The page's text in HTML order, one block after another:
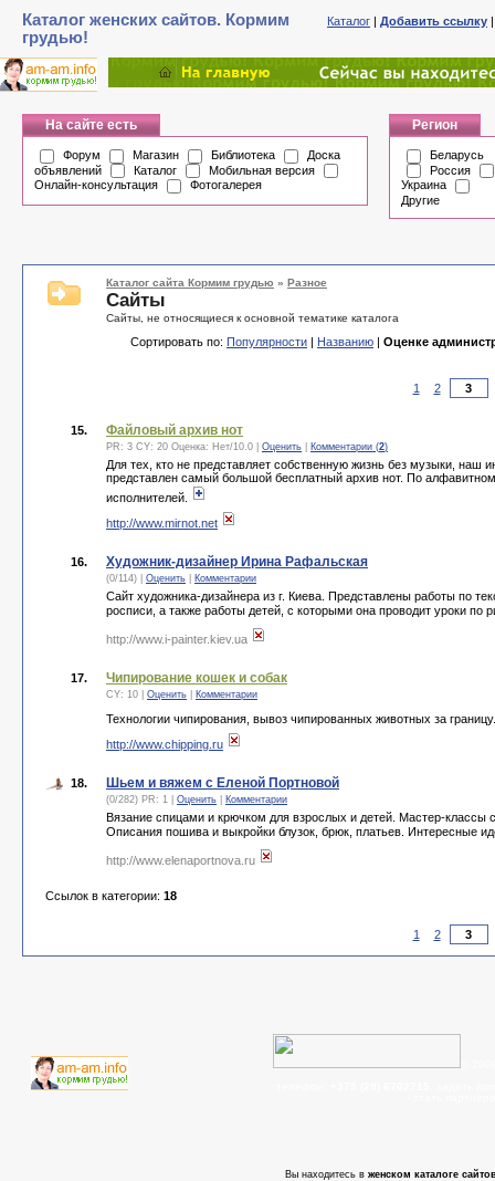
Каталог женских сайтов. Кормим
грудью!
Каталог | Добавить ссылку
На сайте есть
Форум Магазин Библиотека
Доска
объявлений
Каталог
Мобильная версия
Онлайн-консультация
Фотогалерея
Регион
Беларусь
Россия
Украина
Другие
Каталог сайта Кормим грудью » Разное
Сайты
Сайты, не относящиеся к основной тематике каталога
Сортировать по: Популярности | Названию | Оценке
1 2
15. Файловый архив нот
PR: 3 CY: 20 Оценка: Нет/10.0 Оценить Комментарии (2)
Для тех, кто не представляет собственную жизнь без музыки, наш
представлен самый большой бесплатный архив нот. По
исполнителей.
http://www.mirnot.net
16. Художник-дизайнер Ирина Рафальская
(0/114) | Оценить Комментарии
Сайт художника-дизайнера из г. Киева. Представлены работы по
росписи, а также работы детей, с которыми она проводит уроки по
http://www.i-painter.kiev.ua
17. Чипирование кошек и собак
CY: 10 | Оценить Комментарии
Технологии чипирования, вывоз чипированных животных за
http://www.chipping.ru
18. Шьем и вяжем с Еленой Портновой
(0/282) PR: 1 | Оценить Комментарии
Вязание спицами и крючком для взрослых и детей. Мастер-
Описания пошива и выкройки блузок, брюк, платьев. Интересные
http://www.elenaportnova.ru
Ссылок в категории: 18
1 2
Вы находитесь в женском каталоге